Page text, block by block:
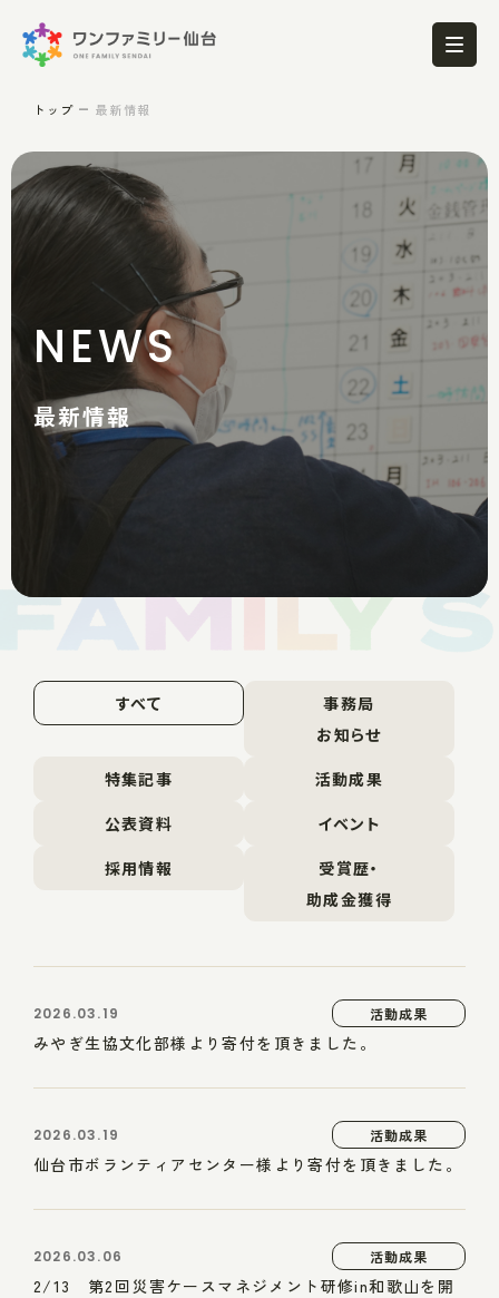
トップ 最新情報
NEWS
最新情報
すべて
事務局
お知らせ
特集記事
活動成果
公表資料
イベント
採用情報
受賞歴・
助成金獲得
2026.03.19 活動成果
みやぎ生協文化部様より寄付を頂きました。
2026.03.19 活動成果
仙台市ボランティアセンター様より寄付を頂きました。
2026.03.06 活動成果
2/13 第2回災害ケースマネジメント研修in和歌山を開